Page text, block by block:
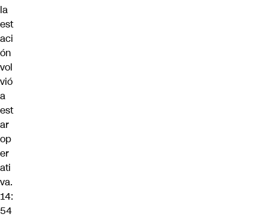
la
est
aci
ón
vol
vió
a
est
ar
op
er
ati
va.
14:
54